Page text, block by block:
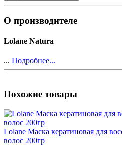
О производителе
Lolane Natura
... Подробнее...
Похожие товары
Lolane Маска кератиновая для
волос 200гр